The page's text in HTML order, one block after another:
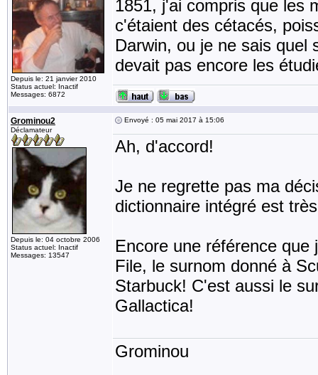
Depuis le: 21 janvier 2010
Status actuel: Inactif
Messages: 6872
1851, j'ai compris que les
c'étaient des cétacés,
Darwin, ou je ne sais quel
devait pas encore les
Grominou2
Déclamateur
Depuis le: 04 octobre 2006
Status actuel: Inactif
Messages: 13547
Envoyé : 05 mai 2017 à 15:06
Ah, d'accord!
Je ne regrette pas ma
dictionnaire intégré est
Encore une référence
File, le surnom donné à
Starbuck! C'est aussi le
Gallactica!
Grominou